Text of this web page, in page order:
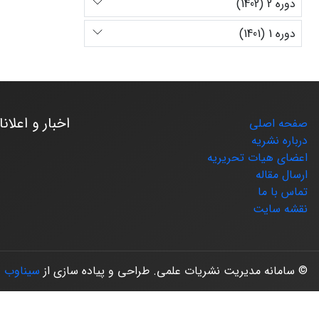
دوره 2 (1402)
دوره 1 (1401)
صفحه اصلی
درباره نشریه
اعضای هیات تحریریه
ارسال مقاله
تماس با ما
نقشه سایت
اخبار و
© سامانه مدیریت نشریات علمی. طراحی و پیاده سازی از سیناوب